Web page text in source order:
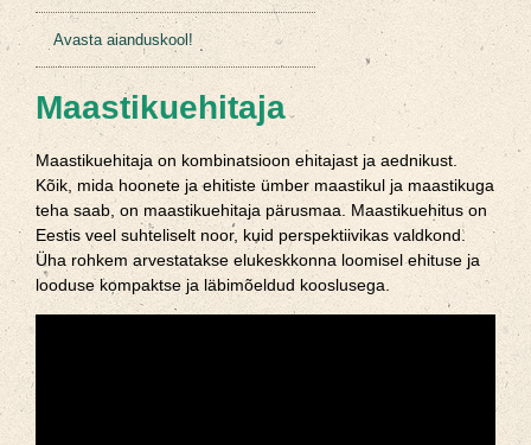
Avasta aianduskool!
Maastikuehitaja
Maastikuehitaja on kombinatsioon ehitajast ja aednikust.
Kõik, mida hoonete ja ehitiste ümber maastikul ja maastikuga
teha saab, on maastikuehitaja pärusmaa. Maastikuehitus on
Eestis veel suhteliselt noor, kuid perspektiivikas valdkond.
Üha rohkem arvestatakse elukeskkonna loomisel ehituse ja
looduse kompaktse ja läbimõeldud kooslusega.